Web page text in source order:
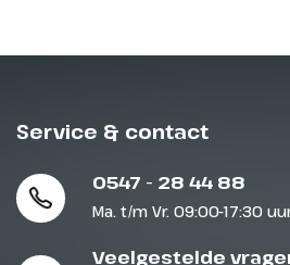
Service & contact
0547 - 28 44 88
Ma. t/m Vr. 09:00-17:30
Veelgestelde